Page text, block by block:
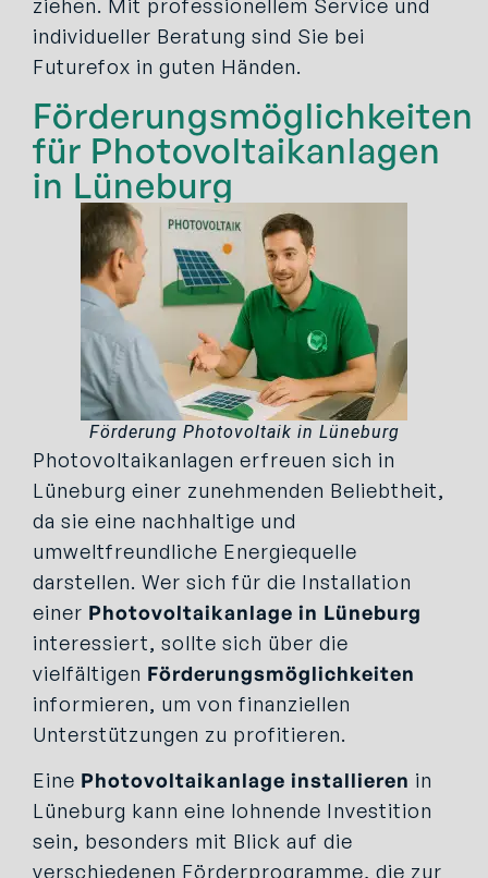
ziehen. Mit professionellem Service und
individueller Beratung sind Sie bei
Futurefox in guten Händen.
Förderungsmöglichkeiten
für Photovoltaikanlagen
in Lüneburg
Förderung Photovoltaik in Lüneburg
Photovoltaikanlagen erfreuen sich in
Lüneburg einer zunehmenden Beliebtheit,
da sie eine nachhaltige und
umweltfreundliche Energiequelle
darstellen. Wer sich für die Installation
einer Photovoltaikanlage in Lüneburg
interessiert, sollte sich über die
vielfältigen Förderungsmöglichkeiten
informieren, um von finanziellen
Unterstützungen zu profitieren.
Eine Photovoltaikanlage installieren in
Lüneburg kann eine lohnende Investition
sein, besonders mit Blick auf die
verschiedenen Förderprogramme, die zur